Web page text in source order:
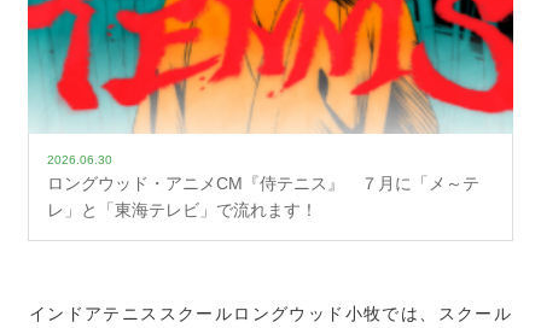
2026.06.30
ロングウッド・アニメCM『侍テニス』 ７月に「メ～テ
レ」と「東海テレビ」で流れます！
インドアテニススクールロングウッド小牧では、スクール